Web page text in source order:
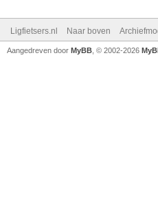
Ligfietsers.nl Naar boven
Aangedreven door MyBB , © 2002-2026